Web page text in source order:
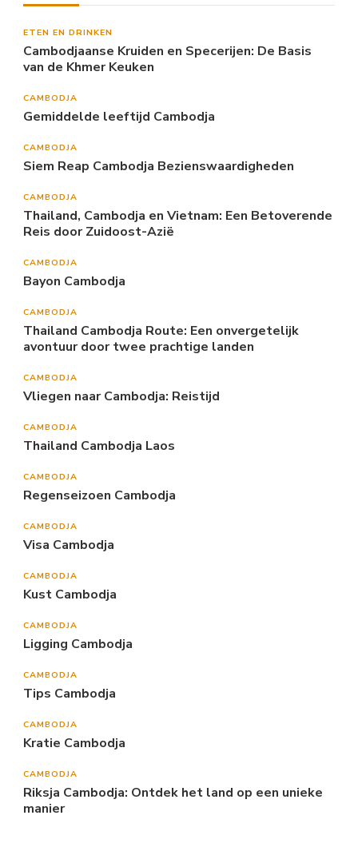
ETEN EN DRINKEN
Cambodjaanse Kruiden en Specerijen: De Basis
van de Khmer Keuken
CAMBODJA
Gemiddelde leeftijd Cambodja
CAMBODJA
Siem Reap Cambodja Bezienswaardigheden
CAMBODJA
Thailand, Cambodja en Vietnam: Een Betoverende
Reis door Zuidoost-Azië
CAMBODJA
Bayon Cambodja
CAMBODJA
Thailand Cambodja Route: Een onvergetelijk
avontuur door twee prachtige landen
CAMBODJA
Vliegen naar Cambodja: Reistijd
CAMBODJA
Thailand Cambodja Laos
CAMBODJA
Regenseizoen Cambodja
CAMBODJA
Visa Cambodja
CAMBODJA
Kust Cambodja
CAMBODJA
Ligging Cambodja
CAMBODJA
Tips Cambodja
CAMBODJA
Kratie Cambodja
CAMBODJA
Riksja Cambodja: Ontdek het land op een unieke
manier